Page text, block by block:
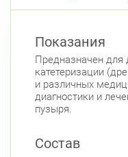
Показания
Предназначен для
катетеризации
и различных
диагностики и
пузыря.
Состав